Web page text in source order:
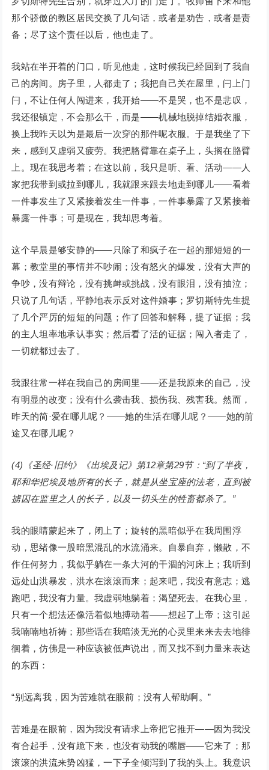
那个骄傲的教区居民交换了几句话，或者是劝告，或者是责
备；尽了这个责任以后，他也走了。
我站在半开着的门口，听见他走，这时候我已经回到了我自
己的房间。房子里，人都走了；我把自己关在屋里，闩上门
闩，不让任何人闯进来，我开始——不是哭，也不是悲叹，
我还很镇定，不会那么干，而是——机械地脱掉结婚衣服，
换上我昨天以为是最后一次穿的那件呢衣服。于是我坐了下
来，感到又虚弱又疲劳。我把胳臂靠在桌子上，头搁在胳臂
上。现在我思考着；在这以前，我只是听、看、活动——人
家把我带到或拉到哪儿，我就跟来跟去地走到哪儿——看着
一件事发生了又紧接着发生一件事，一件事暴露了又紧接着
暴露一件事；可是现在，我却思考着。
这个早晨是够安静的——只除了和疯子在一起的那短短的一
幕；教堂里的事情并不吵闹；没有怒火的爆发，没有大声的
争吵，没有辩论，没有挑衅或挑战，没有眼泪，没有抽泣；
只说了几句话，平静地表示反对这件婚事；罗切斯特先生提
了几个严厉的短短的问题；作了回答和解释，提了证据；我
的主人坦率地承认事实；然后看了活的证据；闯入者走了，
一切就都过去了。
我跟往常一样在我自己的房间里——还是我原来的自己，没
有明显的改变；没有什么袭击我、损伤我、残害我。然而，
昨天的简·爱在哪儿呢？——她的生活在哪儿呢？——她的前
途又在哪儿呢？
(4)《圣经·旧约》《出埃及记》第12章第29节：“到了半夜，
耶和华把埃及地所有的长子，就是从坐宝座的法老，直到被
掳囚在监里之人的长子，以及一切头生的牲畜都杀了。”
我的眼睛蒙起来了，闭上了；旋转的黑暗似乎在我周围浮
动，思绪像一股暗黑混乱的水流涌来。自暴自弃，懒散，不
作任何努力，我似乎躺在一条大河的干涸的河床上；我听到
远处山洪暴发，洪水在滚滚而来；起来吧，我没有意志；逃
跑吧，我没有力量。我虚弱地躺着；渴望死去。在我心里，
只有一个想法还像活着似地搏动着——想起了上帝；这引起
我喃喃地祈祷；那些话在我暗淡无光的心灵里来来去去地徘
徊着，仿佛是一种应该被低声说出，而又找不到力量来表达
的东西：
“别远离我，因为苦难就在眼前；没有人帮助啊。”
苦难是在眼前，因为我没有请求上帝把它推开——因为我没
有合起手，没有跪下来，也没有动我的嘴唇——它来了；那
滚滚的洪流来势凶猛，一下子全倾泻到了我的头上。我意识